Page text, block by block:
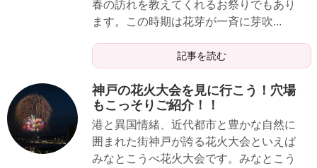
春の訪れを教えてくれるお祭りでもあり
ます。この時期は花芽が一斉に芽吹...
記事を読む
神戸の花火大会を見に行こう！穴場
もこっそりご紹介！！
港と異国情緒、近代都市と豊かな自然に
囲まれた街神戸が誇る花火大会といえば
みなとこうべ花火大会です。みなとこう